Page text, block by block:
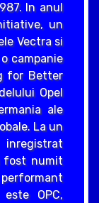
In anul
un
Vectra si
campanie
for Better
Opel
ale
La un
fost numit
OPC,